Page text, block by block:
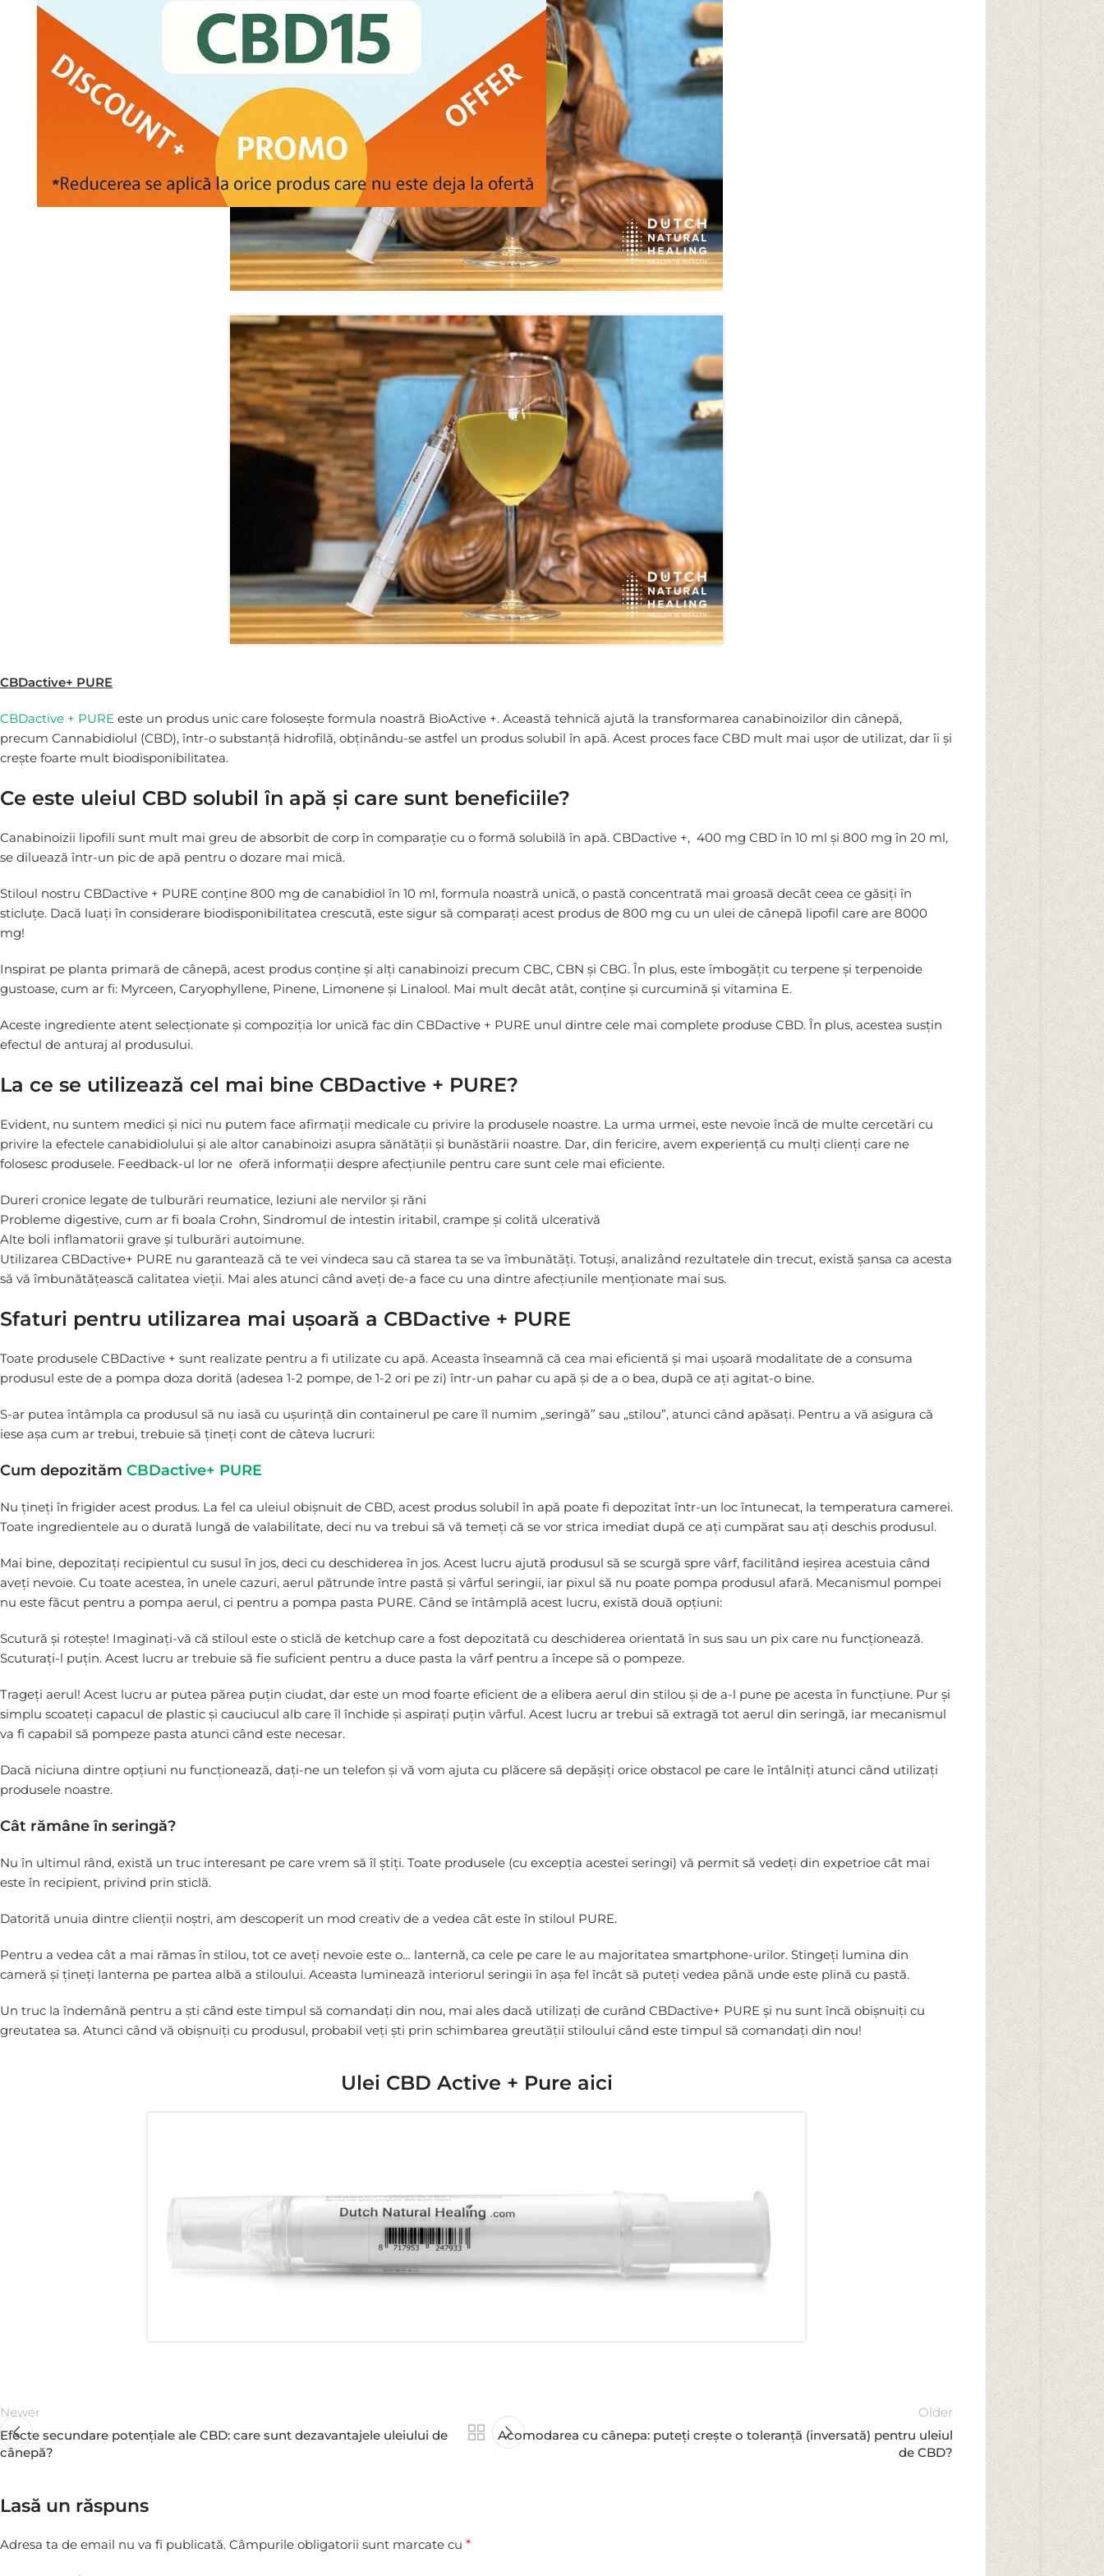
CBDactive+ PURE
CBDactive + PURE este un produs unic care folosește formula noastră BioActive +. Această tehnică ajută la transformarea canabinoizilor din cânepă,
precum Cannabidiolul (CBD), într-o substanță hidrofilă, obținându-se astfel un produs solubil în apă. Acest proces face CBD mult mai ușor de utilizat, dar îi și
crește foarte mult biodisponibilitatea.
Ce este uleiul CBD solubil în apă și care sunt beneficiile?
Canabinoizii lipofili sunt mult mai greu de absorbit de corp în comparație cu o formă solubilă în apă. CBDactive +, 400 mg CBD în 10 ml și 800 mg în 20 ml,
se diluează într-un pic de apă pentru o dozare mai mică.
Stiloul nostru CBDactive + PURE conține 800 mg de canabidiol în 10 ml, formula noastră unică, o pastă concentrată mai groasă decât ceea ce găsiți în
sticluțe. Dacă luați în considerare biodisponibilitatea crescută, este sigur să comparați acest produs de 800 mg cu un ulei de cânepă lipofil care are 8000
mg!
Inspirat pe planta primară de cânepă, acest produs conține și alți canabinoizi precum CBC, CBN și CBG. În plus, este îmbogățit cu terpene și terpenoide
gustoase, cum ar fi: Myrceen, Caryophyllene, Pinene, Limonene și Linalool. Mai mult decât atât, conține și curcumină și vitamina E.
Aceste ingrediente atent selecționate și compoziția lor unică fac din CBDactive + PURE unul dintre cele mai complete produse CBD. În plus, acestea susțin
efectul de anturaj al produsului.
La ce se utilizează cel mai bine CBDactive + PURE?
Evident, nu suntem medici și nici nu putem face afirmații medicale cu privire la produsele noastre. La urma urmei, este nevoie încă de multe cercetări cu
privire la efectele canabidiolului și ale altor canabinoizi asupra sănătății și bunăstării noastre. Dar, din fericire, avem experiență cu mulți clienți care ne
folosesc produsele. Feedback-ul lor ne oferă informații despre afecțiunile pentru care sunt cele mai eficiente.
Dureri cronice legate de tulburări reumatice, leziuni ale nervilor și răni
Probleme digestive, cum ar fi boala Crohn, Sindromul de intestin iritabil, crampe și colită ulcerativă
Alte boli inflamatorii grave și tulburări autoimune.
Utilizarea CBDactive+ PURE nu garantează că te vei vindeca sau că starea ta se va îmbunătăți. Totuși, analizând rezultatele din trecut, există șansa ca acesta
să vă îmbunătățească calitatea vieții. Mai ales atunci când aveți de-a face cu una dintre afecțiunile menționate mai sus.
Sfaturi pentru utilizarea mai ușoară a CBDactive + PURE
Toate produsele CBDactive + sunt realizate pentru a fi utilizate cu apă. Aceasta înseamnă că cea mai eficientă și mai ușoară modalitate de a consuma
produsul este de a pompa doza dorită (adesea 1-2 pompe, de 1-2 ori pe zi) într-un pahar cu apă și de a o bea, după ce ați agitat-o bine.
S-ar putea întâmpla ca produsul să nu iasă cu ușurință din containerul pe care îl numim „seringă” sau „stilou”, atunci când apăsați. Pentru a vă asigura că
iese așa cum ar trebui, trebuie să țineți cont de câteva lucruri:
Cum depozităm CBDactive+ PURE
Nu țineți în frigider acest produs. La fel ca uleiul obișnuit de CBD, acest produs solubil în apă poate fi depozitat într-un loc întunecat, la temperatura camerei.
Toate ingredientele au o durată lungă de valabilitate, deci nu va trebui să vă temeți că se vor strica imediat după ce ați cumpărat sau ați deschis produsul.
Mai bine, depozitați recipientul cu susul în jos, deci cu deschiderea în jos. Acest lucru ajută produsul să se scurgă spre vârf, facilitând ieșirea acestuia când
aveți nevoie. Cu toate acestea, în unele cazuri, aerul pătrunde între pastă și vârful seringii, iar pixul să nu poate pompa produsul afară. Mecanismul pompei
nu este făcut pentru a pompa aerul, ci pentru a pompa pasta PURE. Când se întâmplă acest lucru, există două opțiuni:
Scutură și rotește! Imaginați-vă că stiloul este o sticlă de ketchup care a fost depozitată cu deschiderea orientată în sus sau un pix care nu funcționează.
Scuturați-l puțin. Acest lucru ar trebuie să fie suficient pentru a duce pasta la vârf pentru a începe să o pompeze.
Trageți aerul! Acest lucru ar putea părea puțin ciudat, dar este un mod foarte eficient de a elibera aerul din stilou și de a-l pune pe acesta în funcțiune. Pur și
simplu scoateți capacul de plastic și cauciucul alb care îl închide și aspirați puțin vârful. Acest lucru ar trebui să extragă tot aerul din seringă, iar mecanismul
va fi capabil să pompeze pasta atunci când este necesar.
Dacă niciuna dintre opțiuni nu funcționează, dați-ne un telefon și vă vom ajuta cu plăcere să depășiți orice obstacol pe care le întâlniți atunci când utilizați
produsele noastre.
Cât rămâne în seringă?
Nu în ultimul rând, există un truc interesant pe care vrem să îl știți. Toate produsele (cu excepția acestei seringi) vă permit să vedeți din expetrioe cât mai
este în recipient, privind prin sticlă.
Datorită unuia dintre clienții noștri, am descoperit un mod creativ de a vedea cât este în stiloul PURE.
Pentru a vedea cât a mai rămas în stilou, tot ce aveți nevoie este o… lanternă, ca cele pe care le au majoritatea smartphone-urilor. Stingeți lumina din
cameră și țineți lanterna pe partea albă a stiloului. Aceasta luminează interiorul seringii în așa fel încât să puteți vedea până unde este plină cu pastă.
Un truc la îndemână pentru a ști când este timpul să comandați din nou, mai ales dacă utilizați de curând CBDactive+ PURE și nu sunt încă obișnuiți cu
greutatea sa. Atunci când vă obișnuiți cu produsul, probabil veți ști prin schimbarea greutății stiloului când este timpul să comandați din nou!
Ulei CBD Active + Pure aici
Newer
Efecte secundare potențiale ale CBD: care sunt dezavantajele uleiului de
cânepă?
Older
Acomodarea cu cânepa: puteți crește o toleranță (inversată) pentru uleiul
de CBD?
Lasă un răspuns
Adresa ta de email nu va fi publicată. Câmpurile obligatorii sunt marcate cu *